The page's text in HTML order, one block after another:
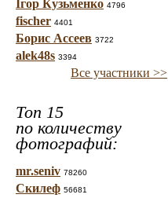
Ігор Кузьменко 4796
fischer 4401
Борис Ассеев 3722
alek48s 3394
Все участники >>
Топ 15
по количеству
фотографий:
mr.seniv 78260
Скилеф 56681